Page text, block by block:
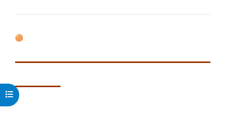
Obre l'índex del curs